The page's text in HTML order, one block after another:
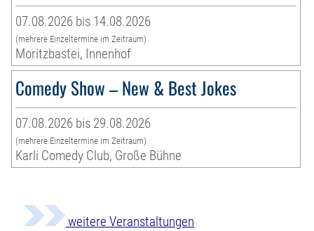
07.08.2026 bis 14.08.2026
(mehrere Einzeltermine im Zeitraum)
Moritzbastei, Innenhof
Comedy Show – New & Best Jokes
07.08.2026 bis 29.08.2026
(mehrere Einzeltermine im Zeitraum)
Karli Comedy Club, Große Bühne
weitere Veranstaltungen